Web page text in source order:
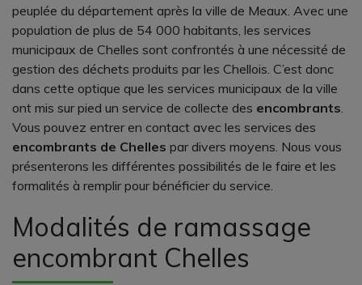
peuplée du département après la ville de Meaux. Avec une
population de plus de 54 000 habitants, les services
municipaux de Chelles sont confrontés à une nécessité de
gestion des déchets produits par les Chellois. C’est donc
dans cette optique que les services municipaux de la ville
ont mis sur pied un service de collecte des encombrants
Vous pouvez entrer en contact avec les services des
encombrants de Chelles par divers moyens. Nous vous
présenterons les différentes possibilités de le faire et les
formalités à remplir pour bénéficier du service.
Modalités de ramassage
encombrant Chelles